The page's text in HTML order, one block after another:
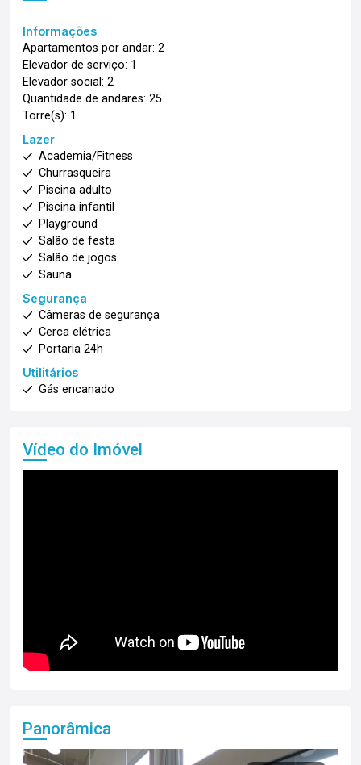
Informações
Apartamentos por andar: 2
Elevador de serviço: 1
Elevador social: 2
Quantidade de andares: 25
Torre(s): 1
Lazer
Academia/Fitness
Churrasqueira
Piscina adulto
Piscina infantil
Playground
Salão de festa
Salão de jogos
Sauna
Segurança
Câmeras de segurança
Cerca elétrica
Portaria 24h
Utilitários
Gás encanado
Vídeo do Imóvel
Panorâmica